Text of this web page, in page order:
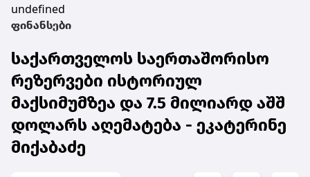
undefined
ფინანსები
საქართველოს საერთაშორისო
რეზერვები ისტორიულ
მაქსიმუმზეა და 7.5 მილიარდ აშშ
დოლარს აღემატება - ეკატერინე
მიქაბაძე